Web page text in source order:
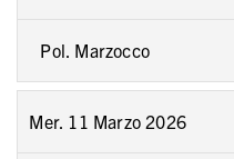
Pol. Marzocco
Mer. 11 Marzo 2026